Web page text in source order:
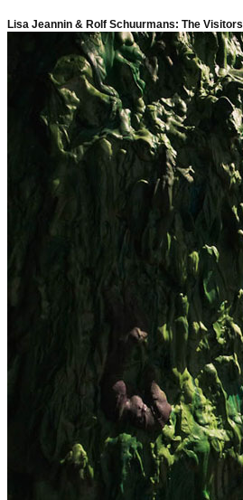
Lisa Jeannin & Rolf Schuurmans: The Visitors